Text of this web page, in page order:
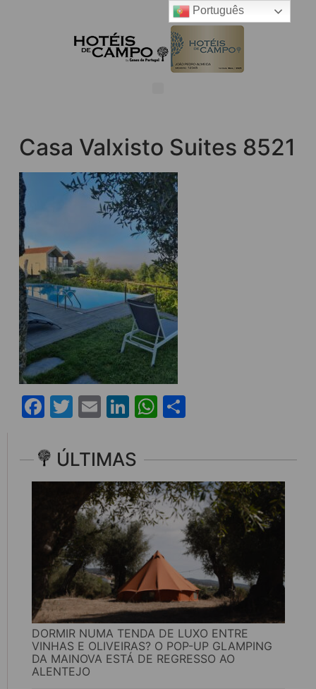
Casa Valxisto Suites 8521
Facebook
Twitter
EmailLinkedIn
WhatsApp
ÚLTIMAS
DORMIR NUMA TENDA DE LUXO ENTRE
VINHAS E OLIVEIRAS? O POP-UP GLAMPING
DA MAINOVA ESTÁ DE REGRESSO AO
ALENTEJO
Português